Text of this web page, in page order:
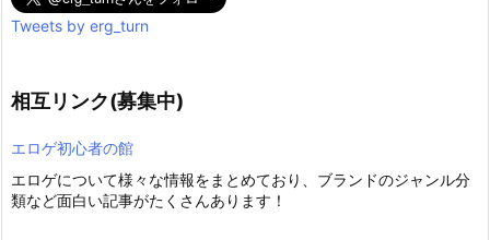
Tweets by erg_turn
相互リンク(募集中)
エロゲ初心者の館
エロゲについて様々な情報をまとめており、ブランドのジャンル分
類など面白い記事がたくさんあります！